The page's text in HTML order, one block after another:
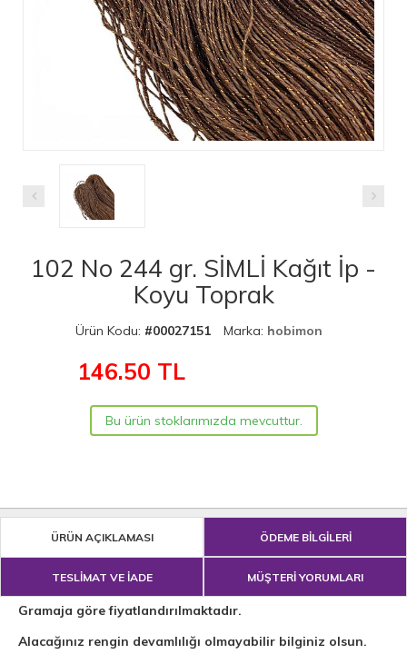
102 No 244 gr. SİMLİ Kağıt İp -
Koyu Toprak
Ürün Kodu: #00027151 Marka: hobimon
146.50 TL
Bu ürün stoklarımızda mevcuttur.
ÜRÜN AÇIKLAMASI ÖDEME BİLGİLERİ
TESLİMAT VE İADE MÜŞTERİ YORUMLARI
Gramaja göre fiyatlandırılmaktadır.
Alacağınız rengin devamlılığı olmayabilir bilginiz olsun.